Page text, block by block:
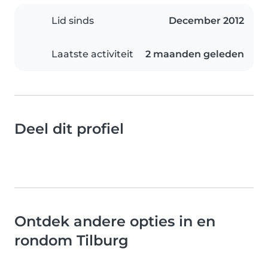
Lid sinds December 2012
Laatste activiteit 2 maanden geleden
Deel dit profiel
Ontdek andere opties in en
rondom Tilburg